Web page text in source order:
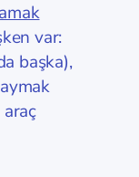
var:
başka),